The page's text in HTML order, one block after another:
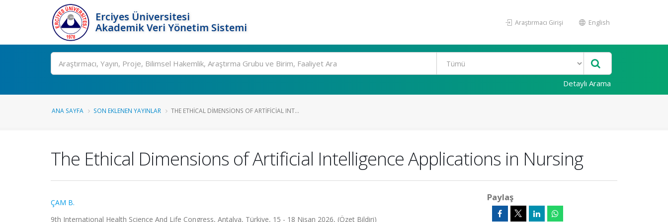
Erciyes Üniversitesi
Akademik Veri Yönetim Sistemi
Araştırmacı Girişi English
Ara
Detaylı Arama
ANA SAYFA SON EKLENEN YAYINLAR THE ETHICAL DIMENSIONS OF ARTIFICIAL INT...
The Ethical Dimensions of Artificial Intelligence Applications in Nursing
ÇAM B.
9th International Health Science And Life Congress, Antalya, Türkiye, 15 - 18 Nisan 2026, (Özet Bildiri)
Paylaş